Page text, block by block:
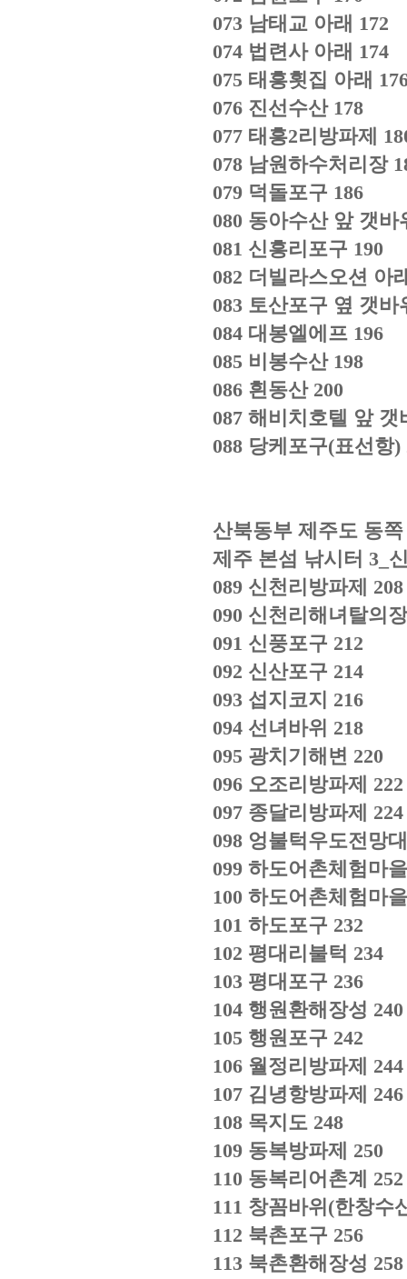
073 남태교 아래 172
074 법련사 아래 174
075 태흥횟집 아래
076 진선수산 178
077 태흥2리방파제
078 남원하수처리장
079 덕돌포구 186
080 동아수산 앞 갯
081 신흥리포구 190
082 더빌라스오션 아
083 토산포구 옆 갯
084 대봉엘에프 196
085 비봉수산 198
086 흰동산 200
087 해비치호텔 앞
088 당케포구(표선항)
산북동부 제주도 동쪽
제주 본섬 낚시터 3_
089 신천리방파제 208
090 신천리해녀탈의
091 신풍포구 212
092 신산포구 214
093 섭지코지 216
094 선녀바위 218
095 광치기해변 220
096 오조리방파제 222
097 종달리방파제 224
098 엉불턱우도전망
099 하도어촌체험마
100 하도어촌체험마
101 하도포구 232
102 평대리불턱 234
103 평대포구 236
104 행원환해장성 240
105 행원포구 242
106 월정리방파제 244
107 김녕항방파제 246
108 목지도 248
109 동복방파제 250
110 동복리어촌계 252
111 창꼼바위 (한창수
112 북촌포구 256
113 북촌환해장성 258